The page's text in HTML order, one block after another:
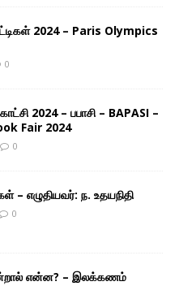
2024 – Paris Olympics
0
2024 – பபாசி – BAPASI –
Fair 2024
0
– எழுதியவர்: ந. உதயநிதி
0
என்ன? – இலக்கணம்